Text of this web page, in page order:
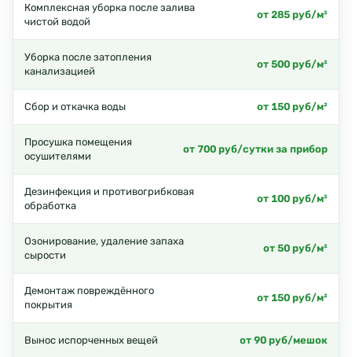
Комплексная уборка после залива
чистой водой
от 285 руб/м²
Уборка после затопления
канализацией
от 500 руб/м²
Сбор и откачка воды от 150 руб/м²
Просушка помещения
осушителями
от 700 руб/сутки за прибор
Дезинфекция и противогрибковая
обработка
от 100 руб/м²
Озонирование, удаление запаха
сырости
от 50 руб/м²
Демонтаж повреждённого
покрытия
от 150 руб/м²
Вынос испорченных вещей от 90 руб/мешок